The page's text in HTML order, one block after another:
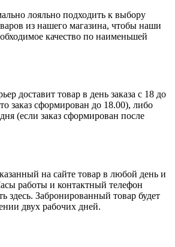
лояльно подходить к выбору
из нашего магазина, чтобы наши
качество по наименьшей
доставит товар в день заказа с 18 до
заказ сформирован до 18.00), либо
(если заказ сформирован после
на сайте товар в любой день и
работы и контактный телефон
здесь. Забронированный товар будет
двух рабочих дней.